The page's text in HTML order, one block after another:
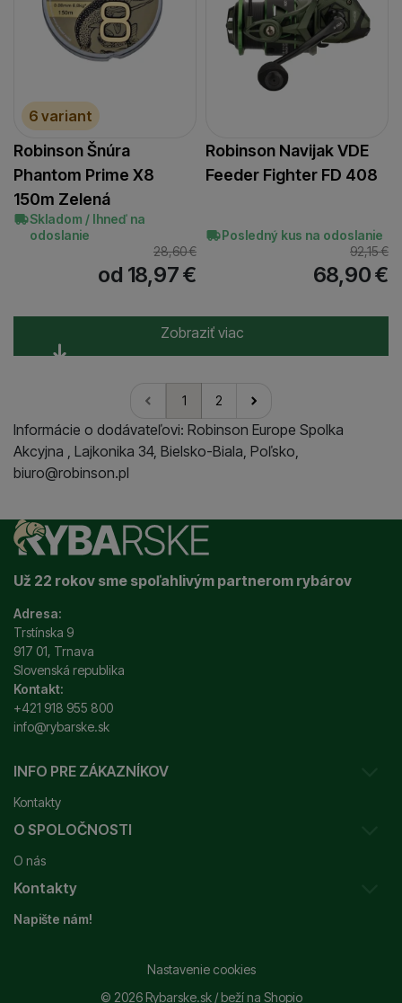
6 variant
Robinson Šnúra
Phantom Prime X8
150m Zelená
Skladom / Ihneď na
odoslanie
28,60€
od 18,97€
Robinson Navijak VDE
Feeder Fighter FD 408
Posledný kus na odoslanie
92,15€
68,90€
Zobraziť viac
1 2
nasledujúci
Informácie o dodávateľovi: Robinson Europe Spolka
Akcyjna , Lajkonika 34, Bielsko-Biala, Poľsko,
biuro@robinson.pl
Už 22 rokov sme spoľahlivým partnerom rybárov
Adresa:
Trstínska 9
917 01, Trnava
Slovenská republika
Kontakt:
+421 918 955 800
info@rybarske.sk
INFO PRE ZÁKAZNÍKOV
Kontakty
Sledovanie vašej zásielky
Ako reklamovať / vrátiť tovar
Obchodné podmienky
Odstúpenie od zmluvy
Nákup, doprava, doručenie
O SPOLOČNOSTI
O nás
Prečo nakupovať u nás?
Garancia najnižšej ceny
Kontakty
Napište nám!
Nastavenie cookies
© 2026 Rybarske.sk / beží na Shopio